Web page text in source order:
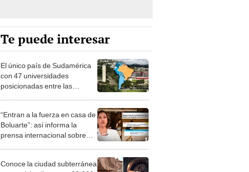
Te puede interesar
El único país de Sudamérica
con 47 universidades
posicionadas entre las
“Entran a la fuerza en casa de
Boluarte”: así informa la
prensa internacional sobre
Conoce la ciudad subterránea